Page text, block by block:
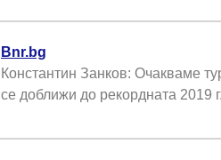
Bnr.bg
Константин Занков: Очакваме
се доближи до рекордната 2019 г.